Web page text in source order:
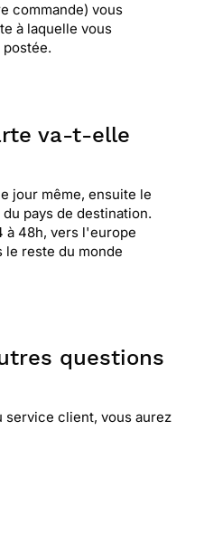
commande) vous
à laquelle vous
va-t-elle
jour même, ensuite le
pays de destination.
à 48h, vers l'europe
le reste du monde
questions
service client, vous aurez